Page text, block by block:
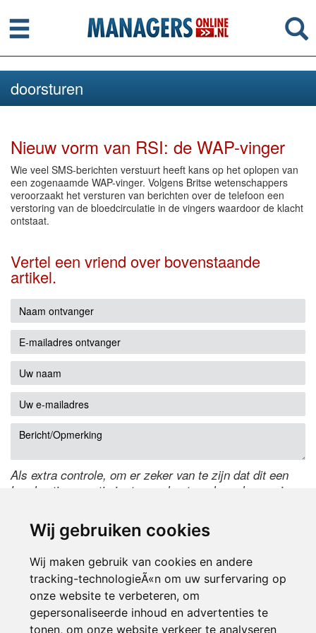
Wij gebruiken cookies
Wij maken gebruik van cookies en andere
tracking-technologieÃ«n om uw surfervaring op
onze website te verbeteren, om
gepersonaliseerde inhoud en advertenties te
tonen, om onze website verkeer te analyseren
Menu
doorsturen
Nieuw vorm van RSI: de WAP-vinger
Wie veel SMS-berichten verstuurt heeft kans op het oplopen van
een zogenaamde WAP-vinger. Volgens Britse wetenschappers
veroorzaakt het versturen van berichten over de telefoon een
verstoring van de bloedcirculatie in de vingers waardoor de klacht
ontstaat.
Vertel een vriend over bovenstaande
artikel.
Als extra controle, om er zeker van te zijn dat dit een
handmatige reactie is, typ onderstaande code over in
de code te wijzigen.